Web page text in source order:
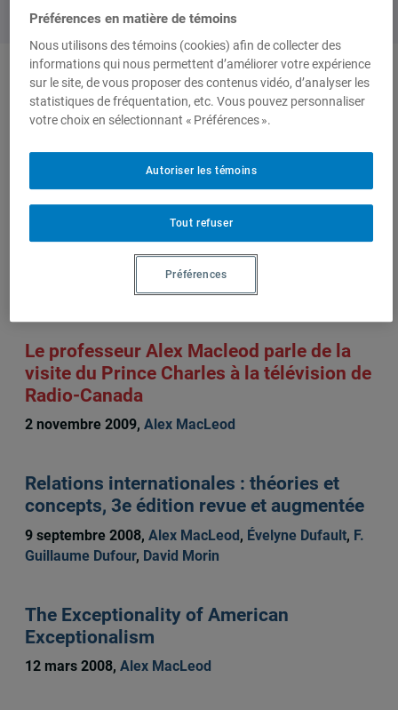
Auteurs-trices
Alex MacLeod
F. Guillaume Dufour
Sur le même sujet
Le professeur Alex Macleod parle de la
visite du Prince Charles à la télévision de
Radio-Canada
2 novembre 2009, Alex MacLeod
Relations internationales : théories et
concepts, 3e édition revue et augmentée
9 septembre 2008, Alex MacLeod, Évelyne Dufault, F.
Guillaume Dufour, David Morin
The Exceptionality of American
Exceptionalism
12 mars 2008, Alex MacLeod
Préférences en matière de témoins
Nous utilisons des témoins (cookies) afin de collecter des
informations qui nous permettent d’améliorer votre expérience
sur le site, de vous proposer des contenus vidéo, d’analyser les
statistiques de fréquentation, etc. Vous pouvez personnaliser
votre choix en sélectionnant « Préférences ».
Tout refuser
Autoriser les témoins
Préférences